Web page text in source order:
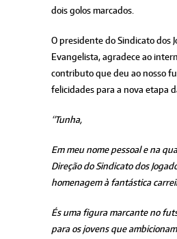
dois golos marcados.
O presidente do Sindicato dos
Evangelista, agradece ao
contributo que deu ao nosso
felicidades para a nova etapa
“Tunha,
Em meu nome pessoal e na
Direção do Sindicato dos
homenagem à fantástica
És uma figura marcante no
para os jovens que